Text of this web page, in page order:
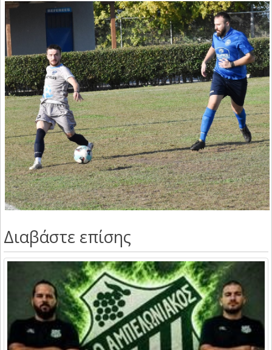
Διαβάστε επίσης